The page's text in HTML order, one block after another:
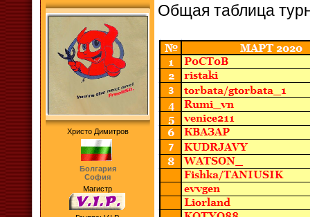
Христо Димитров
Болгария
София
Магистр
Общая таблица